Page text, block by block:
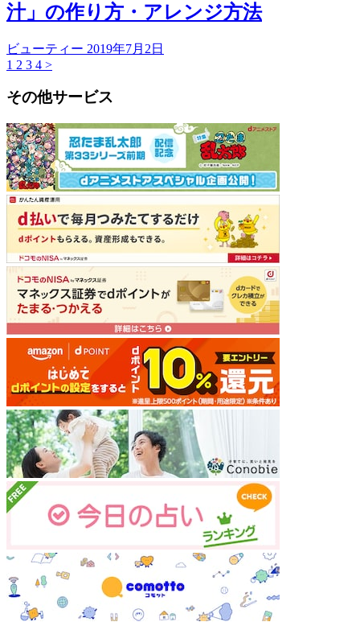
汁」の作り方・アレンジ方法
ビューティー 2019年7月2日
1 2 3 4 >
その他サービス